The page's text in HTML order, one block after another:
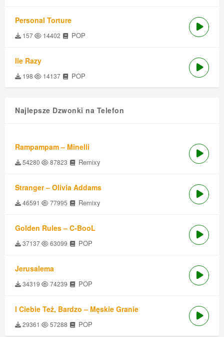
Personal Torture
157 14402 POP
Ile Razy
198 14137 POP
Najlepsze Dzwonki na Telefon
Rampampam – Minelli
54280 87823 Remixy
Stranger – Olivia Addams
46591 77995 Remixy
Golden Rules – C-BooL
37137 63099 POP
Jerusalema
34319 74239 POP
I Ciebie Też, Bardzo – Męskie Granie
29361 57288 POP